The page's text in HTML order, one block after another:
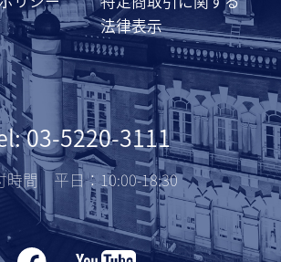
法律表示
03-5220-3111
時間 平日：10:00-18:30